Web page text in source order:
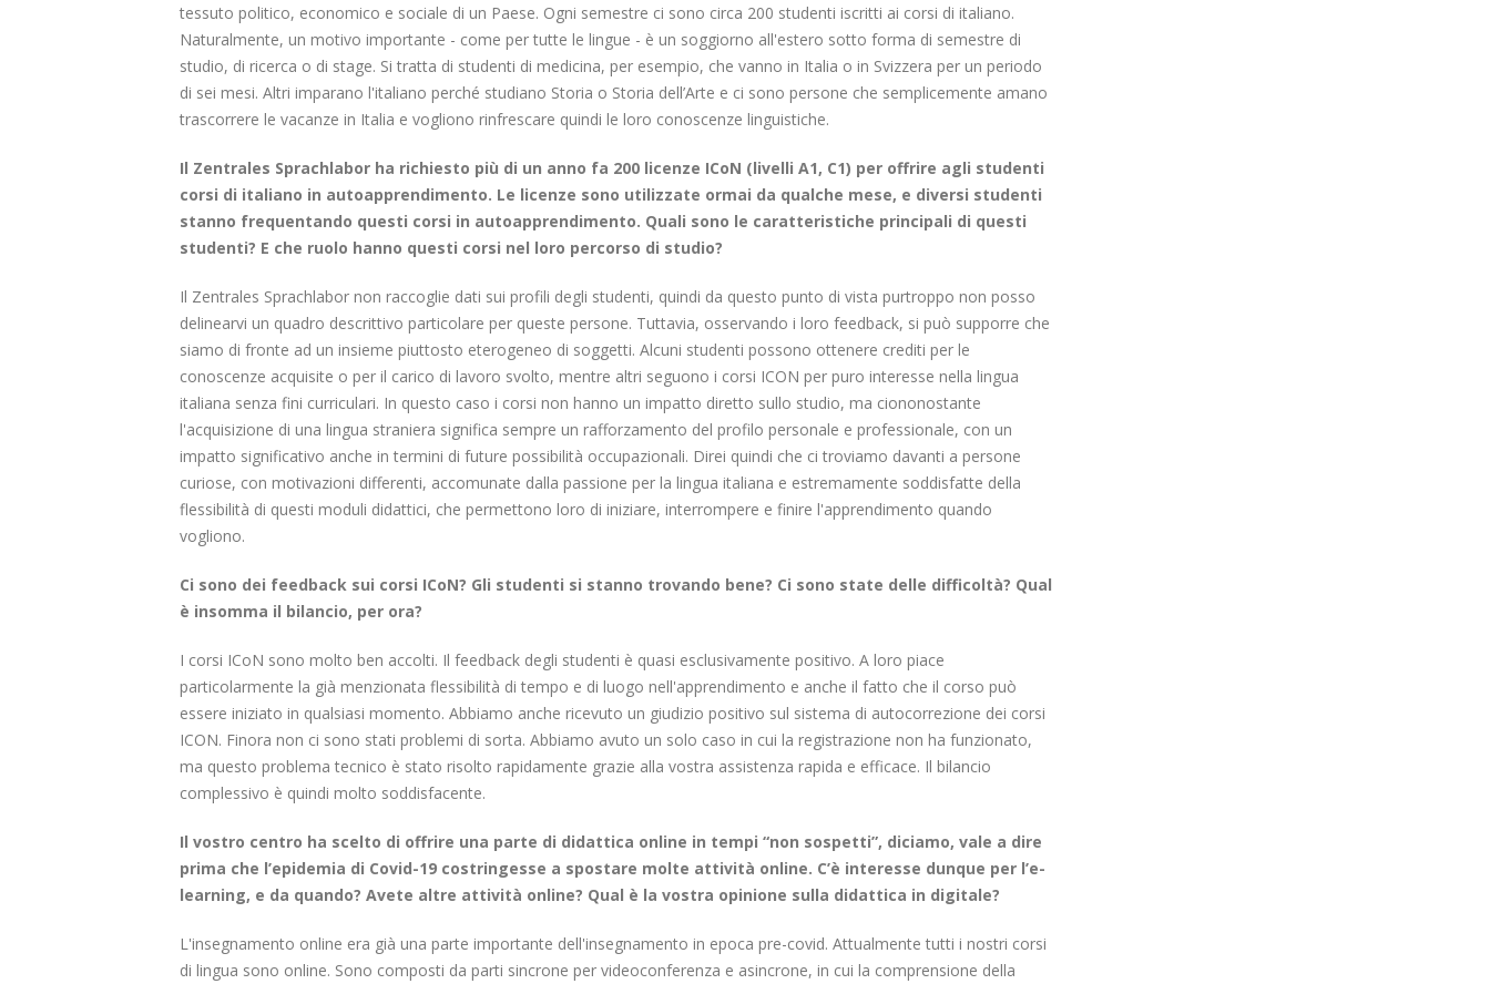
tessuto politico, economico e sociale di un Paese. Ogni semestre ci sono circa 200 studenti iscritti ai corsi di italiano.
Naturalmente, un motivo importante - come per tutte le lingue - è un soggiorno all'estero sotto forma di semestre di
studio, di ricerca o di stage. Si tratta di studenti di medicina, per esempio, che vanno in Italia o in Svizzera per un periodo
di sei mesi. Altri imparano l'italiano perché studiano Storia o Storia dell’Arte e ci sono persone che semplicemente amano
trascorrere le vacanze in Italia e vogliono rinfrescare quindi le loro conoscenze linguistiche.
Il Zentrales Sprachlabor ha richiesto più di un anno fa 200 licenze ICoN (livelli A1, C1) per offrire agli studenti
corsi di italiano in autoapprendimento. Le licenze sono utilizzate ormai da qualche mese, e diversi studenti
stanno frequentando questi corsi in autoapprendimento. Quali sono le caratteristiche principali di questi
studenti? E che ruolo hanno questi corsi nel loro percorso di studio?
Il Zentrales Sprachlabor non raccoglie dati sui profili degli studenti, quindi da questo punto di vista purtroppo non posso
delinearvi un quadro descrittivo particolare per queste persone. Tuttavia, osservando i loro feedback, si può supporre che
siamo di fronte ad un insieme piuttosto eterogeneo di soggetti. Alcuni studenti possono ottenere crediti per le
conoscenze acquisite o per il carico di lavoro svolto, mentre altri seguono i corsi ICON per puro interesse nella lingua
italiana senza fini curriculari. In questo caso i corsi non hanno un impatto diretto sullo studio, ma ciononostante
l'acquisizione di una lingua straniera significa sempre un rafforzamento del profilo personale e professionale, con un
impatto significativo anche in termini di future possibilità occupazionali. Direi quindi che ci troviamo davanti a persone
curiose, con motivazioni differenti, accomunate dalla passione per la lingua italiana e estremamente soddisfatte della
flessibilità di questi moduli didattici, che permettono loro di iniziare, interrompere e finire l'apprendimento quando
vogliono.
Ci sono dei feedback sui corsi ICoN? Gli studenti si stanno trovando bene? Ci sono state delle difficoltà? Qual
è insomma il bilancio, per ora?
I corsi ICoN sono molto ben accolti. Il feedback degli studenti è quasi esclusivamente positivo. A loro piace
particolarmente la già menzionata flessibilità di tempo e di luogo nell'apprendimento e anche il fatto che il corso può
essere iniziato in qualsiasi momento. Abbiamo anche ricevuto un giudizio positivo sul sistema di autocorrezione dei corsi
ICON. Finora non ci sono stati problemi di sorta. Abbiamo avuto un solo caso in cui la registrazione non ha funzionato,
ma questo problema tecnico è stato risolto rapidamente grazie alla vostra assistenza rapida e efficace. Il bilancio
complessivo è quindi molto soddisfacente.
Il vostro centro ha scelto di offrire una parte di didattica online in tempi “non sospetti”, diciamo, vale a dire
prima che l’epidemia di Covid-19 costringesse a spostare molte attività online. C’è interesse dunque per l’e-
learning, e da quando? Avete altre attività online? Qual è la vostra opinione sulla didattica in digitale?
L'insegnamento online era già una parte importante dell'insegnamento in epoca pre-covid. Attualmente tutti i nostri corsi
di lingua sono online. Sono composti da parti sincrone per videoconferenza e asincrone, in cui la comprensione della